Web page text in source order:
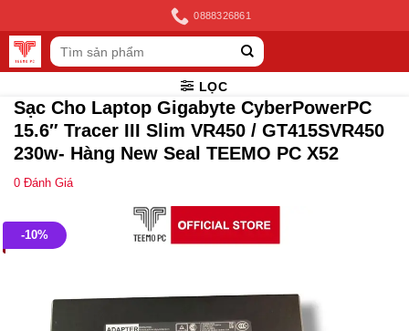
to
content
0888326861
Tìm
kiếm:
LỌC
Sạc Cho Laptop Gigabyte CyberPowerPC
15.6″ Tracer III Slim VR450 / GT415SVR450
230w- Hàng New Seal TEEMO PC X52
0 Đánh Giá
-10%